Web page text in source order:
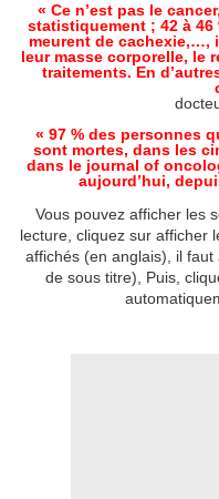
« Ce n’est pas le
statistiquement ; 42 à
meurent de cachexie,…,
leur masse corporelle, le
traitements. En
« 97 % des personnes
sont mortes, dans les
dans le journal of
aujourd’hui,
Vous pouvez afficher les
lecture, cliquez sur afficher
affichés (en anglais), il
de sous titre), Puis,